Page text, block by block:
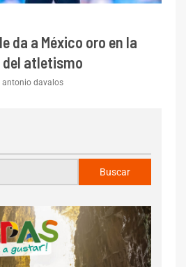
da a México oro en la
del atletismo
antonio davalos
Buscar